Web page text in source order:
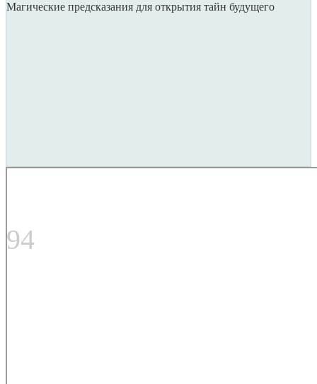
Магические предсказания для открытия тайн будущего
94